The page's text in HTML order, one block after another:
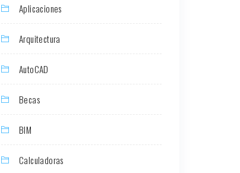
Aplicaciones
Arquitectura
AutoCAD
Becas
BIM
Calculadoras